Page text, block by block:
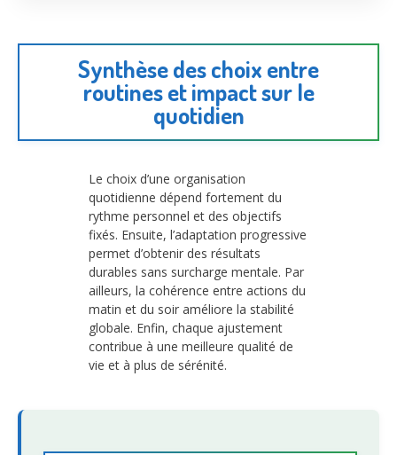
Synthèse des choix entre
routines et impact sur le
quotidien
Le choix d’une organisation
quotidienne dépend fortement du
rythme personnel et des objectifs
fixés. Ensuite, l’adaptation progressive
permet d’obtenir des résultats
durables sans surcharge mentale. Par
ailleurs, la cohérence entre actions du
matin et du soir améliore la stabilité
globale. Enfin, chaque ajustement
contribue à une meilleure qualité de
vie et à plus de sérénité.